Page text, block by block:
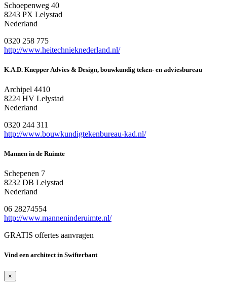
Schoepenweg 40
8243 PX Lelystad
Nederland
0320 258 775
http://www.heitechnieknederland.nl/
K.A.D. Knepper Advies & Design, bouwkundig teken- en adviesbureau
Archipel 4410
8224 HV Lelystad
Nederland
0320 244 311
http://www.bouwkundigtekenbureau-kad.nl/
Mannen in de Ruimte
Schepenen 7
8232 DB Lelystad
Nederland
06 28274554
http://www.manneninderuimte.nl/
GRATIS offertes aanvragen
Vind een architect in Swifterbant
×